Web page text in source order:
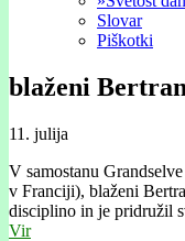
Slovar
Piškotki
blaženi
11. julija
V samostanu
v Franciji), blaženi
disciplino in je pridružil
Vir